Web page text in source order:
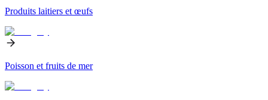
Produits laitiers et œufs
Poisson et fruits de mer